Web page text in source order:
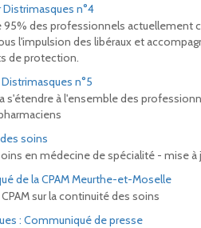
n°4
95% des professionnels
l'impulsion des libéraux et
de protection.
n°5
s'étendre à l'ensemble des
soins
en médecine de spécialité - mise à
de la CPAM Meurthe-et-Moselle
sur la continuité des soins
: Communiqué de presse